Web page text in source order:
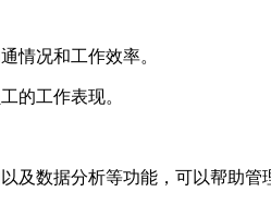
情况和工作效率。
的工作表现。
及数据分析等功能，可以帮助管